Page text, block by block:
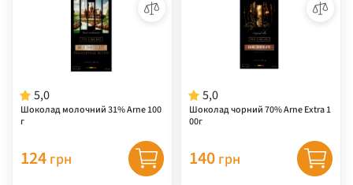
5,0
Шоколад молочний 31% Arne 100
г
124 грн
5,0
Шоколад чорний 70% Arne Extra 1
00г
140 грн